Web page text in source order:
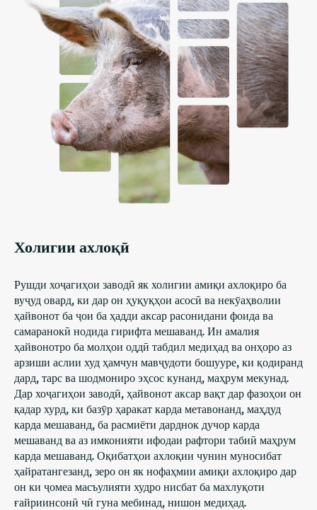
Холигии ахлоқӣ
Рушди хоҷагиҳои заводӣ як холигии амиқи ахлоқиро ба
вуҷуд овард, ки дар он ҳуқуқҳои асосӣ ва некӯаҳволии
ҳайвонот ба ҷои ба ҳадди аксар расонидани фоида ва
самаранокӣ нодида гирифта мешаванд. Ин амалия
ҳайвонотро ба молҳои оддӣ табдил медиҳад ва онҳоро аз
арзиши аслии худ ҳамчун мавҷудоти бошууре, ки қодиранд
дард, тарс ва шодмониро эҳсос кунанд, маҳрум мекунад.
Дар хоҷагиҳои заводӣ, ҳайвонот аксар вақт дар фазоҳои он
қадар хурд, ки базӯр ҳаракат карда метавонанд, маҳдуд
карда мешаванд, ба расмиёти дарднок дучор карда
мешаванд ва аз имконияти ифодаи рафтори табиӣ маҳрум
карда мешаванд. Оқибатҳои ахлоқии чунин муносибат
ҳайратангезанд, зеро он як нофаҳмии амиқи ахлоқиро дар
он ки ҷомеа масъулияти худро нисбат ба махлуқоти
ғайриинсонӣ чӣ гуна мебинад, нишон медиҳад.